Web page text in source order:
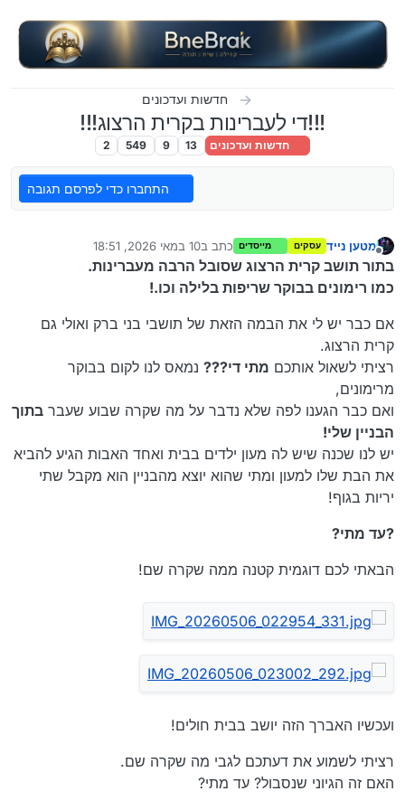
חדשות ועדכונים
!!!די לעברינות בקרית הרצוג!!!
חדשות ועדכונים 13
9
549
2
התחברו כדי לפרסם תגובה
מנותק
מטען נייד עסקים מייסדים כתב ב10 במאי 2026, 18:51
נערך לאחרונה על ידי
בתור תושב קרית הרצוג שסובל הרבה מעברינות.
כמו רימונים בבוקר שריפות בלילה וכו.!
אם כבר יש לי את הבמה הזאת של תושבי בני ברק ואולי גם
קרית הרצוג.
רציתי לשאול אותכם מתי די??? נמאס לנו לקום בבוקר
מרימונים,
ואם כבר הגענו לפה שלא נדבר על מה שקרה שבוע שעבר בתוך
הבניין שלי!
יש לנו שכנה שיש לה מעון ילדים בבית ואחד האבות הגיע להביא
את הבת שלו למעון ומתי שהוא יוצא מהבניין הוא מקבל שתי
יריות בגוף!
?עד מתי?
הבאתי לכם דוגמית קטנה ממה שקרה שם!
ועכשיו האברך הזה יושב בבית חולים!
רציתי לשמוע את דעתכם לגבי מה שקרה שם.
האם זה הגיוני שנסבול? עד מתי?